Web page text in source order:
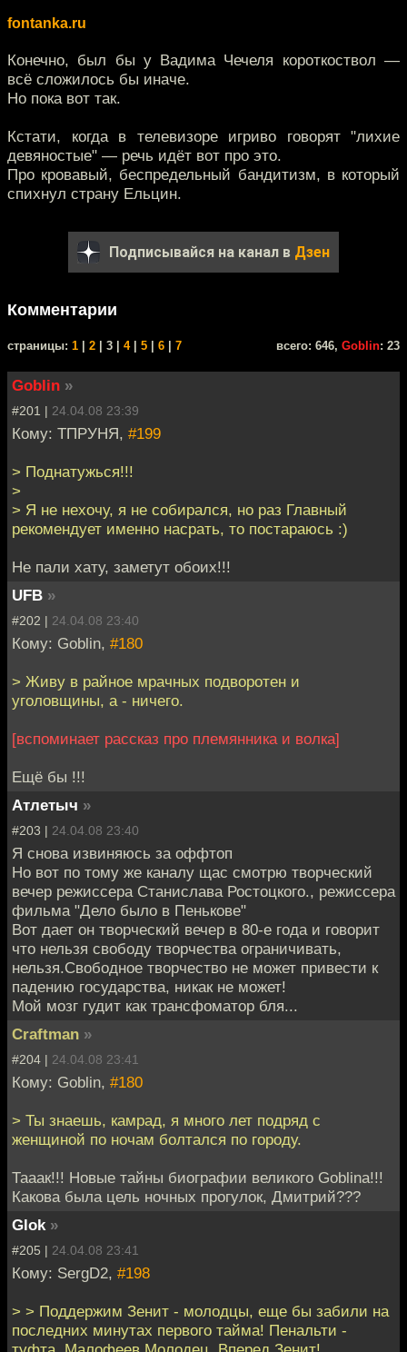
fontanka.ru
Конечно, был бы у Вадима Чечеля короткоствол —
всё сложилось бы иначе.
Но пока вот так.
Кстати, когда в телевизоре игриво говорят "лихие
девяностые" — речь идёт вот про это.
Про кровавый, беспредельный бандитизм, в который
спихнул страну Ельцин.
Подписывайся на канал в Дзен
Комментарии
cтраницы: 1 2 | 3 | 4| 5 6 7 всего: 646, Goblin: 23
Goblin »
#201 | 24.04.08 23:39
Кому: ТПРУНЯ, #199
> Поднатужься!!!
>
> Я не нехочу, я не собирался, но раз Главный
рекомендует именно насрать, то постараюсь :)
Не пали хату, заметут обоих!!!
UFB »
#202 | 24.04.08 23:40
Кому: Goblin, #180
> Живу в райное мрачных подворотен и
уголовщины, а - ничего.
[вспоминает рассказ про племянника и волка]
Ещё бы !!!
Атлетыч »
#203 | 24.04.08 23:40
Я снова извиняюсь за оффтоп
Но вот по тому же каналу щас смотрю творческий
вечер режиссера Станислава Ростоцкого., режиссера
фильма "Дело было в Пенькове"
Вот дает он творческий вечер в 80-е года и говорит
что нельзя свободу творчества ограничивать,
нельзя.Свободное творчество не может привести к
падению государства, никак не может!
Мой мозг гудит как трансфоматор бля...
Craftman »
#204 | 24.04.08 23:41
Кому: Goblin, #180
> Ты знаешь, камрад, я много лет подряд с
женщиной по ночам болтался по городу.
Тааак!!! Новые тайны биографии великого Goblina!!!
Какова была цель ночных прогулок, Дмитрий???
Glok »
#205 | 24.04.08 23:41
Кому: SergD2, #198
> > Поддержим Зенит - молодцы, еще бы забили на
последних минутах первого тайма! Пенальти -